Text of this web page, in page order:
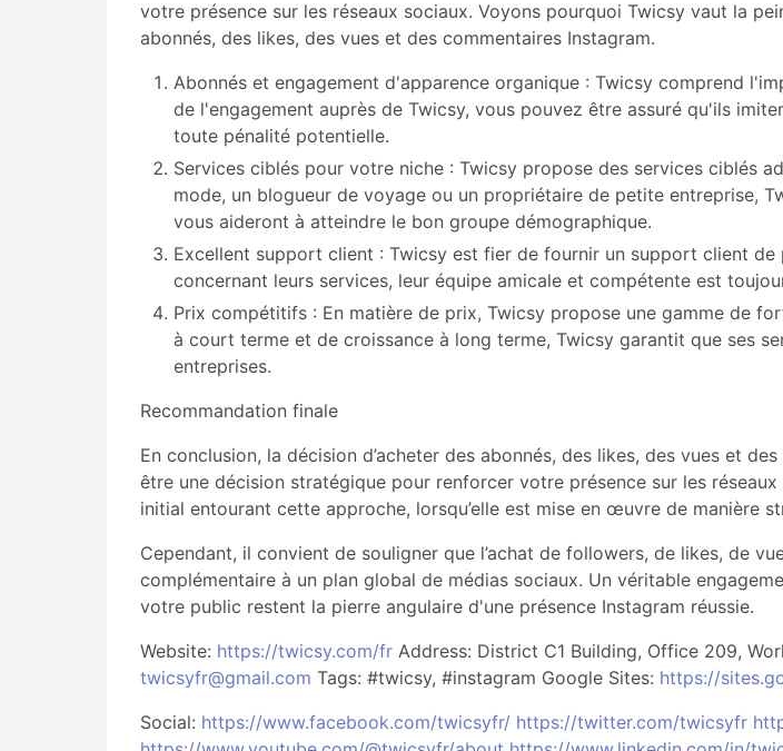
votre présence sur les réseaux sociaux. Voyons pourquoi Twicsy vaut la
abonnés, des likes, des vues et des commentaires Instagram.
Abonnés et engagement d'apparence organique : Twicsy comprend
de l'engagement auprès de Twicsy, vous pouvez être assuré qu'ils
toute pénalité potentielle.
Services ciblés pour votre niche : Twicsy propose des services ciblés
mode, un blogueur de voyage ou un propriétaire de petite entreprise,
vous aideront à atteindre le bon groupe démographique.
Excellent support client : Twicsy est fier de fournir un support client
concernant leurs services, leur équipe amicale et compétente est
Prix compétitifs : En matière de prix, Twicsy propose une gamme de
à court terme et de croissance à long terme, Twicsy garantit que ses
entreprises.
Recommandation finale
En conclusion, la décision d’acheter des abonnés, des likes, des vues et
être une décision stratégique pour renforcer votre présence sur les
initial entourant cette approche, lorsqu’elle est mise en œuvre de manière
Cependant, il convient de souligner que l’achat de followers, de likes, de
complémentaire à un plan global de médias sociaux. Un véritable
votre public restent la pierre angulaire d'une présence Instagram réussie.
Website: https://twicsy.com/fr Address: District C1 Building, Office 209,
twicsyfr@gmail.com Tags: #twicsy, #instagram Google Sites: https://
Social: https://www.facebook.com/twicsyfr/ https://twitter.com/twicsyfr